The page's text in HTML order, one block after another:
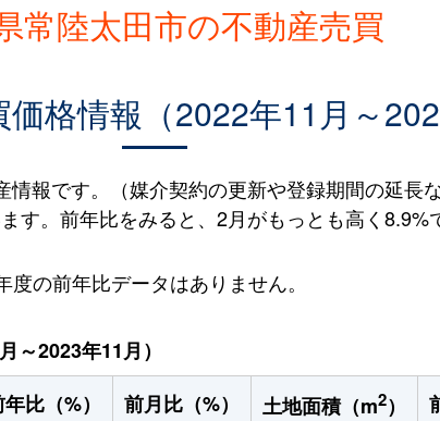
常陸太田市の不動産売買
格情報（2022年11月～
報です。（媒介契約の更新や登録期間の延長
。前年比をみると、2月がもっとも高く8.9%
の前年比データはありません。
～2023年11月）
比（%） 前月比（%） 土地面積（m2）